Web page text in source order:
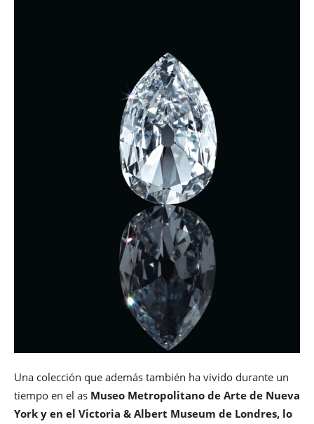
Una colección que además también ha vivido durante un
tiempo en el as Museo Metropolitano de Arte de Nueva
York y en el Victoria & Albert Museum de Londres, lo